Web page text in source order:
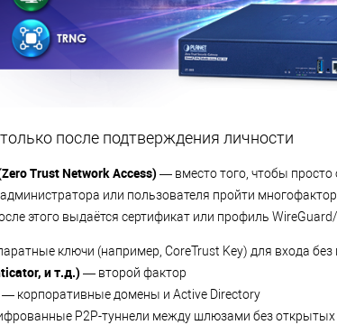
после подтверждения личности
Trust Network Access) — вместо того, чтобы просто
администратора или пользователя пройти
этого выдаётся сертификат или профиль WireGuard/
ключи (например, CoreTrust Key) для входа без
и т.д.) — второй фактор
— корпоративные домены и Active Directory
P2P-туннели между шлюзами без открытых